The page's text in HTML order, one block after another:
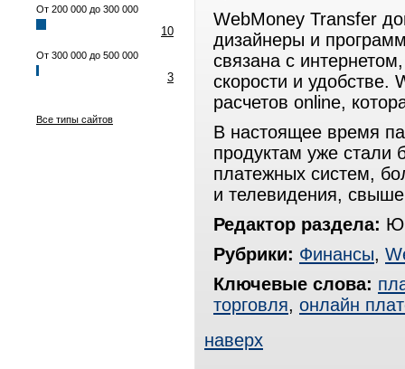
От 200 000 до 300 000
10
От 300 000 до 500 000
3
Все типы сайтов
WebMoney Transfer
дизайнеры и
связана с
скорости и удобстве.
расчетов online,
В настоящее время
продуктам уже стали
платежных систем,
и телевидения,
Редактор раздела:
Рубрики: Финансы,
Ключевые слова:
торговля, онлайн
наверх